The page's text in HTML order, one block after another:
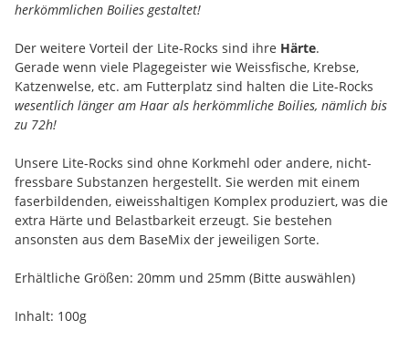
herkömmlichen Boilies gestaltet!
Der weitere Vorteil der Lite-Rocks sind ihre Härte.
Gerade wenn viele Plagegeister wie Weissfische, Krebse,
Katzenwelse, etc. am Futterplatz sind halten die Lite-Rocks
wesentlich länger am Haar als herkömmliche Boilies, nämlich bis
zu 72h!
Unsere Lite-Rocks sind ohne Korkmehl oder andere, nicht-
fressbare Substanzen hergestellt. Sie werden mit einem
faserbildenden, eiweisshaltigen Komplex produziert, was die
extra Härte und Belastbarkeit erzeugt. Sie bestehen
ansonsten aus dem BaseMix der jeweiligen Sorte.
Erhältliche Größen: 20mm und 25mm (Bitte auswählen)
Inhalt: 100g